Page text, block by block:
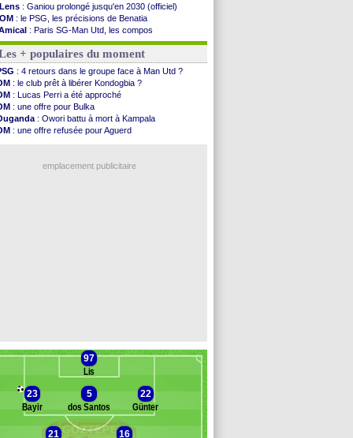
Lens : Ganiou prolongé jusqu'en 2030 (officiel)
OM : le PSG, les précisions de Benatia
: Paris SG-Man Utd, les compos
Amical: Chelsea corrige l'AC Milan
Argentine: Messi perd son papa
Amical: l'Inter s'offre la Juventus
Atletico: Almada rejoint River Plate (off.)
Monaco: Camara a la cote en Angleterre
Amical: encore une défaite pour Strasbourg
OM : la piste Goore en attaque
PSG: ça négocie avec le Barça pour Torres
Amical: Rennes s'incline contre Brentford
: Mourinho durcit les règles
+ populaires du moment
: 4 retours dans le groupe face à Man Utd ?
: le club prêt à libérer Kondogbia ?
: Lucas Perri a été approché
: une offre pour Bulka
: Owori battu à mort à Kampala
: une offre refusée pour Aguerd
emplacement publicitaire
97
Lis
23
Bayir
5
dos Santos
22
Günter
21
16